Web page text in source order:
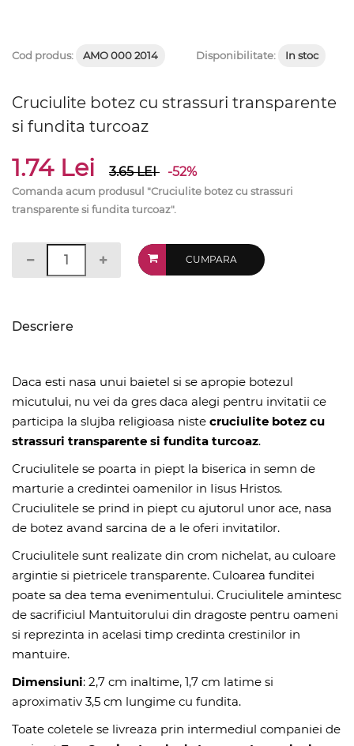
Cod produs: AMO 000 2014 Disponibilitate: In stoc
Cruciulite botez cu strassuri transparente
si fundita turcoaz
1.74 Lei 3.65LEI -52%
Comanda acum produsul "Cruciulite botez cu strassuri
transparente si fundita turcoaz".
CUMPARA
Descriere
Daca esti nasa unui baietel si se apropie botezul
micutului, nu vei da gres daca alegi pentru invitatii ce
participa la slujba religioasa niste cruciulite botez cu
strassuri transparente si fundita turcoaz.
Cruciulitele se poarta in piept la biserica in semn de
marturie a credintei oamenilor in Iisus Hristos.
Cruciulitele se prind in piept cu ajutorul unor ace, nasa
de botez avand sarcina de a le oferi invitatilor.
Cruciulitele sunt realizate din crom nichelat, au culoare
argintie si pietricele transparente. Culoarea funditei
poate sa dea tema evenimentului. Cruciulitele amintesc
de sacrificiul Mantuitorului din dragoste pentru oameni
si reprezinta in acelasi timp credinta crestinilor in
mantuire.
Dimensiuni: 2,7 cm inaltime, 1,7 cm latime si
aproximativ 3,5 cm lungime cu fundita.
Toate coletele se livreaza prin intermediul companiei de